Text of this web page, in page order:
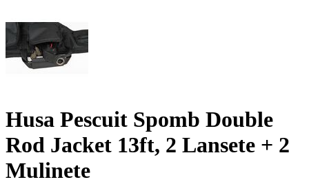
Husa Pescuit Spomb Double
Rod Jacket 13ft, 2 Lansete + 2
Mulinete